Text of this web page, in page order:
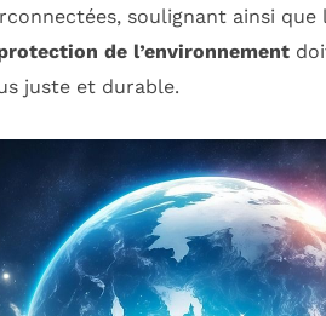
soulignant ainsi
de l’environnement
juste et durable.